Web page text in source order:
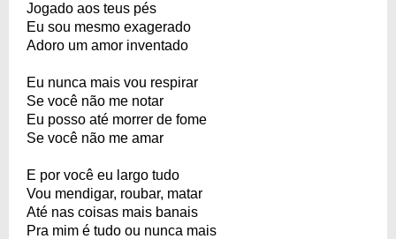
Jogado aos teus pés
Eu sou mesmo exagerado
Adoro um amor inventado
Eu nunca mais vou respirar
Se você não me notar
Eu posso até morrer de fome
Se você não me amar
E por você eu largo tudo
Vou mendigar, roubar, matar
Até nas coisas mais banais
Pra mim é tudo ou nunca mais